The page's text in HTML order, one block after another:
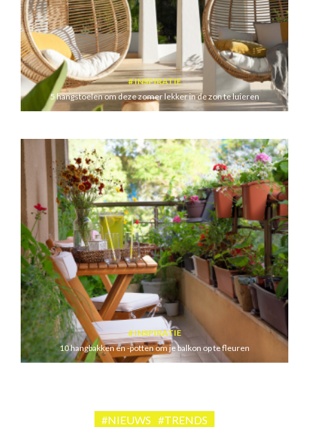
INSPIRATIE
5 hangstoelen om deze zomer lekker in de zon te luieren
INSPIRATIE
10 hangbakken en -potten om je balkon op te fleuren
#NIEUWS #TRENDS